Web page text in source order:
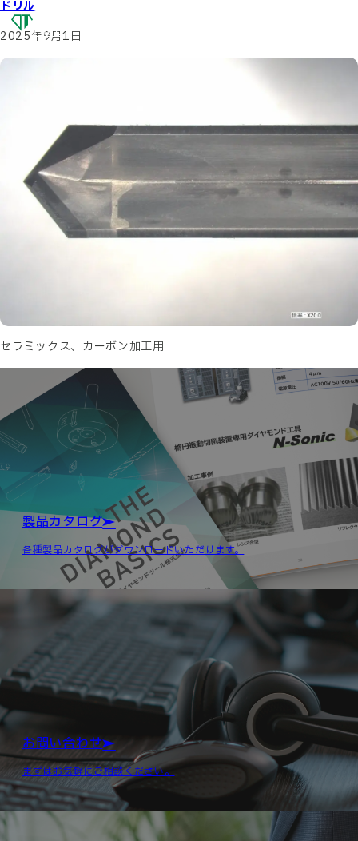
OSG
TOOL
ドリル
2025年9月1日
セラミックス、カーボン加工用
製品カタログ
各種製品カタログがダウンロードいただけます。
お問い合わせ
まずはお気軽にご相談ください。